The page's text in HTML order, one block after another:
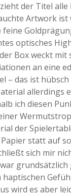
der Titel alle
Artwork ist
optisches
Box weckt
an eine
– das ist
allerdings
ich diesen
der
statt auf
sich mir
haptischen
wird es aber